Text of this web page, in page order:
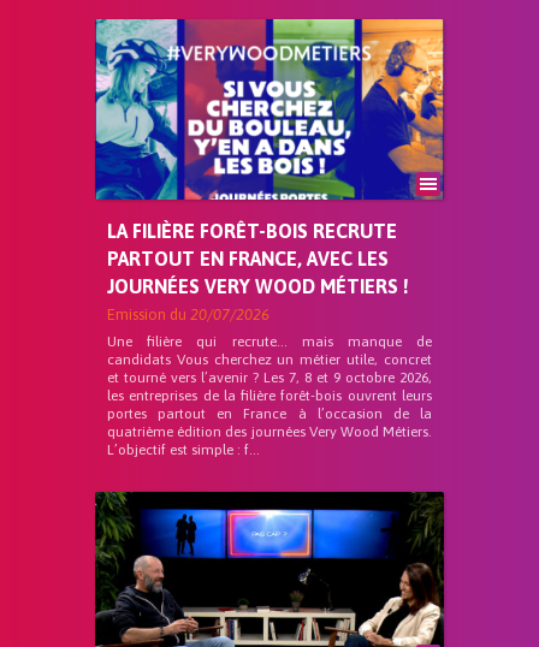
LA FILIÈRE FORÊT-BOIS RECRUTE
PARTOUT EN FRANCE, AVEC LES
JOURNÉES VERY WOOD MÉTIERS !
Emission du 20/07/2026
Une filière qui recrute… mais manque de
candidats Vous cherchez un métier utile, concret
et tourné vers l’avenir ? Les 7, 8 et 9 octobre 2026,
les entreprises de la filière forêt-bois ouvrent leurs
portes partout en France à l’occasion de la
quatrième édition des journées Very Wood Métiers.
L’objectif est simple : f...